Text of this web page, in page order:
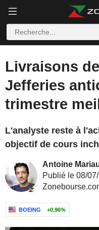
Livraisons
Jefferies
trimestre
L'analyste reste à
objectif de cours
Antoine
Publié le 08/
BOEING +0,96%